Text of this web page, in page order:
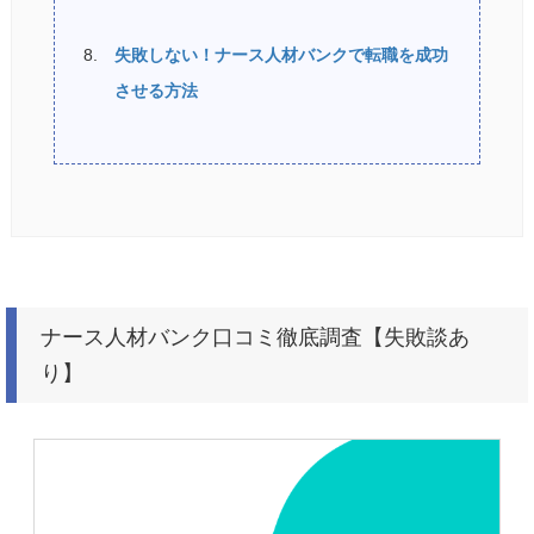
失敗しない！ナース人材バンクで転職を成功
させる方法
ナース人材バンク口コミ徹底調査【失敗談あ
り】